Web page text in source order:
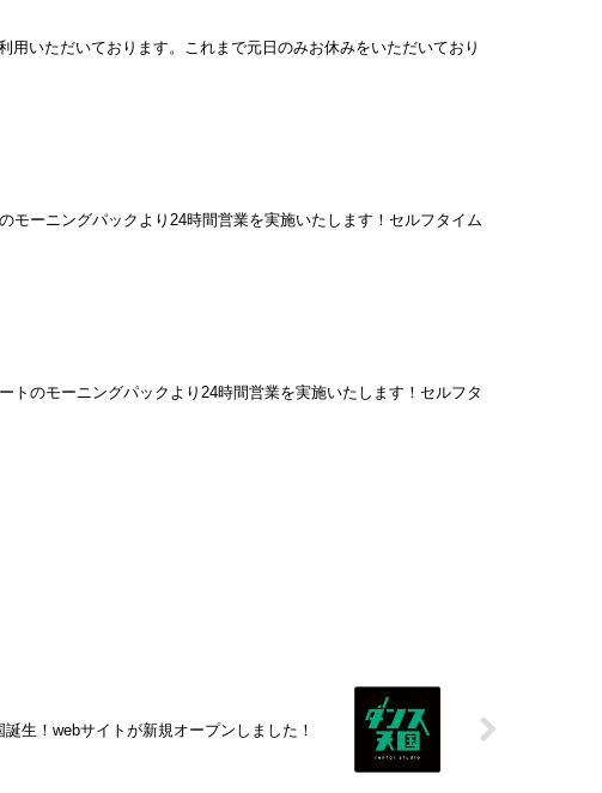
いただいております。これまで元日のみお休みをいただいており
モーニングパックより24時間営業を実施いたします！セルフタイム
トのモーニングパックより24時間営業を実施いたします！セルフタ
誕生！webサイトが新規オープンしました！